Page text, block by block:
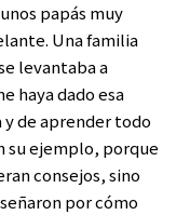
papás muy
Una familia
levantaba a
haya dado esa
y de aprender todo
su ejemplo, porque
consejos, sino
por cómo